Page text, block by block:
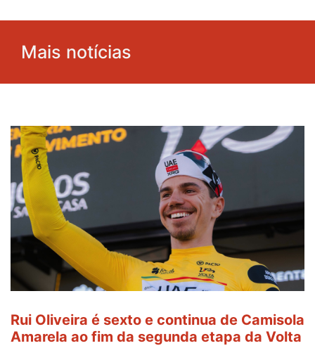
Mais notícias
Rui Oliveira é sexto e continua de Camisola
Amarela ao fim da segunda etapa da Volta